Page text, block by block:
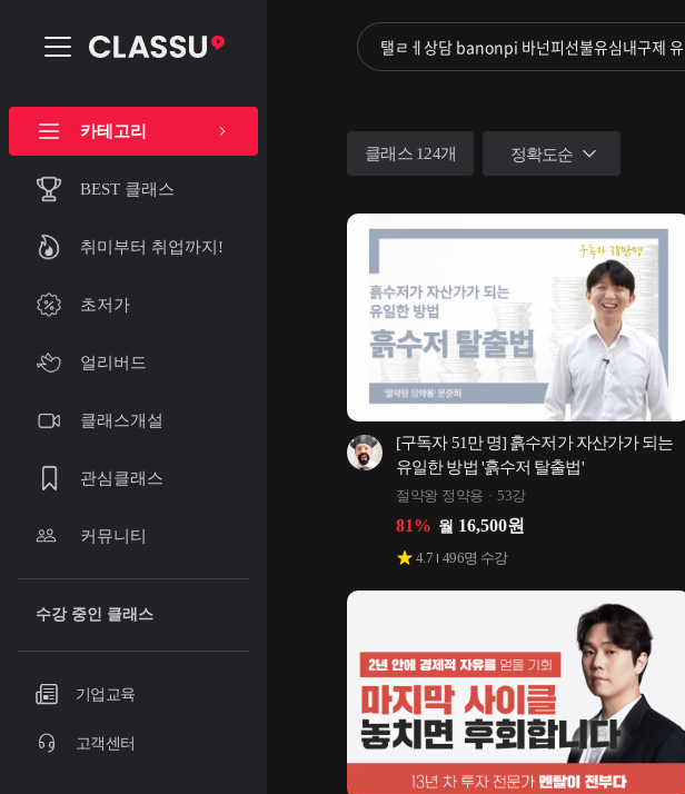
카테고리
BEST 클래스
취미부터 취업까지!
초저가
얼리버드
클래스개설
관심클래스
커뮤니티
수강 중인 클래스
기업교육
고객센터
클래스 124개 정확도순
[구독자 51만 명] 흙수저가 자산가가 되는
유일한 방법 '흙수저 탈출법'
절약왕 정약용 53강
81% 월 16,500원
4.7 496명 수강